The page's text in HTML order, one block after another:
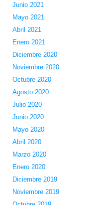
Junio 2021
Mayo 2021
Abril 2021
Enero 2021
Diciembre 2020
Noviembre 2020
Octubre 2020
Agosto 2020
Julio 2020
Junio 2020
Mayo 2020
Abril 2020
Marzo 2020
Enero 2020
Diciembre 2019
Noviembre 2019